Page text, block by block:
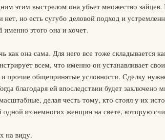
этим выстрелом она убьет множество
но есть сугубо деловой подход и
именно этого она и хочет.
как она сама. Для него все тоже складывается
всем, что именно он устанавливает
прочие общепринятые условности. Сделку
благодаря ей впоследствии будет заключено
делая честь тому, кто стоял у их
из немногих женщин на свете, которую
на виду.